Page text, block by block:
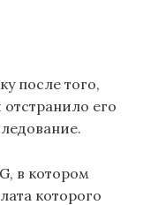
после того,
отстранило его
в котором
которого